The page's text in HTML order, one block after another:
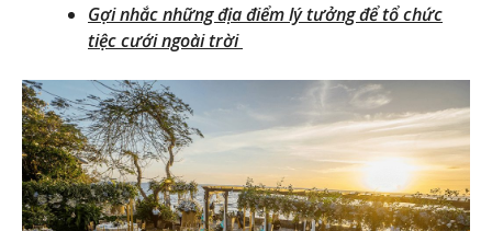
Gợi nhắc những địa điểm lý tưởng để tổ chức
tiệc cưới ngoài trời